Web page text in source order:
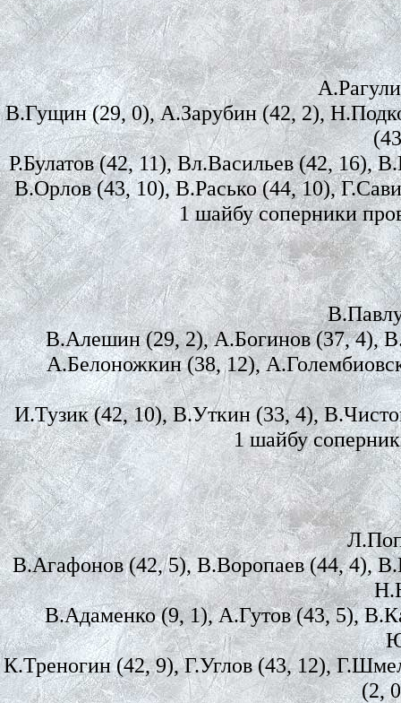
В.Гущин (29, 0), А.Зарубин (42, 2),
Р.Булатов (42, 11), Вл.Васильев (42, 16),
В.Орлов (43, 10), В.Расько (44, 10),
1 шайбу соперники
В.Алешин (29, 2), А.Богинов (37, 4),
А.Белоножкин (38, 12),
И.Тузик (42, 10), В.Уткин (33, 4),
1 шайбу
В.Агафонов (42, 5), В.Воропаев (44, 4),
В.Адаменко (9, 1), А.Гутов (43, 5),
К.Треногин (42, 9), Г.Углов (43, 12),
(2,